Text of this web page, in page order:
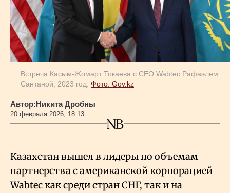
Геополитика
Исследования
Люди
Life & Arts
Все новости
Встреча Касым-Жомарт Токаева с CEO Wabtec Рафаэлем
Сантаной, 2023 год. Фото: Gov.kz
Автор:Никита Дробны
20 февраля 2026, 18:13
Казахстан вышел в лидеры по объемам
партнерства с американской корпорацией
Wabtec как среди стран СНГ, так и на